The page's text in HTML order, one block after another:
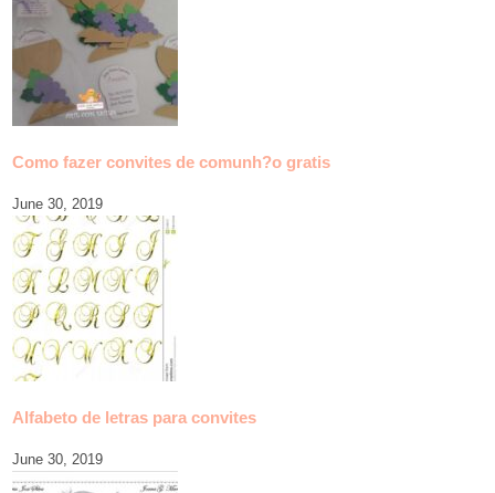
Como fazer convites de comunh?o gratis
June 30, 2019
Alfabeto de letras para convites
June 30, 2019